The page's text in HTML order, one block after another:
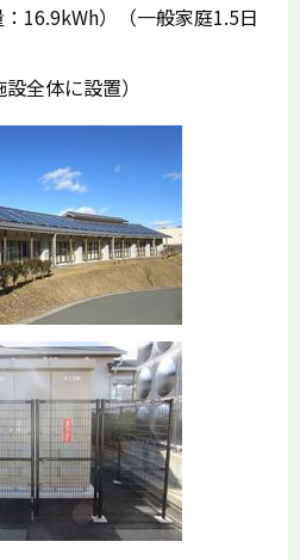
16.9kWh）（一般家庭1.5日
全体に設置）